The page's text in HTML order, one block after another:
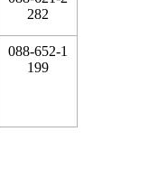
282
088-652-1
199